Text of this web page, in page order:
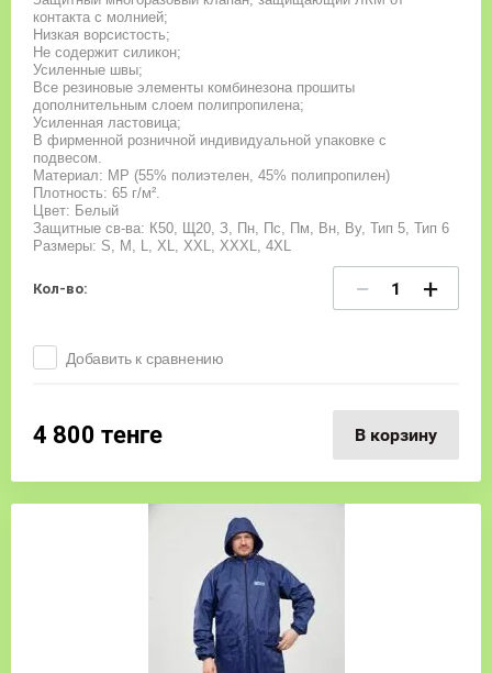
контакта с молнией;
Низкая ворсистость;
Не содержит силикон;
Усиленные швы;
Все резиновые элементы комбинезона прошиты
дополнительным слоем полипропилена;
Усиленная ластовица;
В фирменной розничной индивидуальной упаковке с
подвесом.
Материал: MP (55% полиэтелен, 45% полипропилен)
Плотность: 65 г/м².
Цвет: Белый
Защитные св-ва: К50, Щ20, З, Пн, Пс, Пм, Вн, Ву, Тип 5, Тип 6
Размеры: S, M, L, XL, XXL, XXXL, 4XL
Кол-во: − +
Добавить к сравнению
4 800 тенге В корзину